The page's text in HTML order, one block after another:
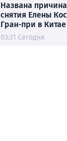
Названа
снятия Елены
Гран-при в Китае
03:31 Сегодня